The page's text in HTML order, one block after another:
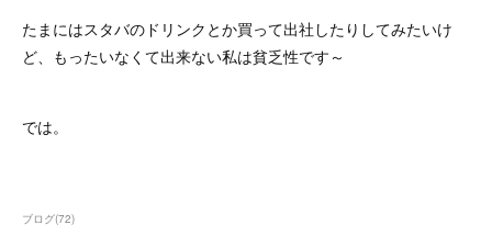
たまにはスタバのドリンクとか買って出社したりしてみたいけ
ど、もったいなくて出来ない私は貧乏性です～
では。
ブログ(72)